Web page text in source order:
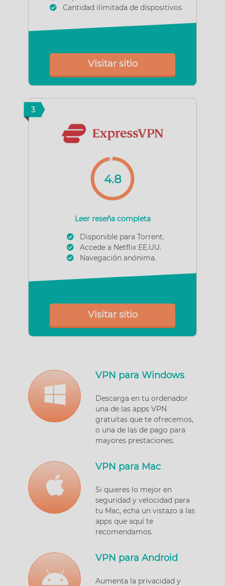
Cantidad ilimitada de dispositivos
Visitar sitio
3
4.8
Leer reseña completa
Disponible para Torrent.
Accede a Netflix EE.UU.
Navegación anónima.
Visitar sitio
VPN para Windows
Descarga en tu ordenador
una de las apps VPN
gratuitas que te ofrecemos,
o una de las de pago para
mayores prestaciones.
VPN para Mac
Si quieres lo mejor en
seguridad y velocidad para
tu Mac, echa un vistazo a las
apps que aquí te
recomendamos.
VPN para Android
Aumenta la privacidad y